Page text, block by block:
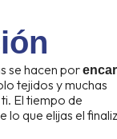
se hacen por
tejidos y muchas
El tiempo de
lo que elijas el